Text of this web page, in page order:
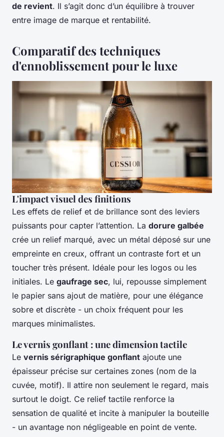
de revient. Il s’agit donc d’un équilibre à trouver
entre image de marque et rentabilité.
Comparatif des techniques
d'ennoblissement pour le luxe
L'impact visuel des finitions
Les effets de relief et de brillance sont des leviers
puissants pour capter l’attention. La dorure galbée
crée un relief marqué, avec un métal déposé sur une
empreinte en creux, offrant un contraste fort et un
toucher très présent. Idéale pour les logos ou les
initiales. Le gaufrage sec, lui, repousse simplement
le papier sans ajout de matière, pour une élégance
sobre et discrète - un choix fréquent pour les
marques minimalistes.
Le vernis gonflant : une dimension tactile
Le vernis sérigraphique gonflant ajoute une
épaisseur précise sur certaines zones (nom de la
cuvée, motif). Il attire non seulement le regard, mais
surtout le doigt. Ce relief tactile renforce la
sensation de qualité et incite à manipuler la bouteille
- un avantage non négligeable en point de vente.